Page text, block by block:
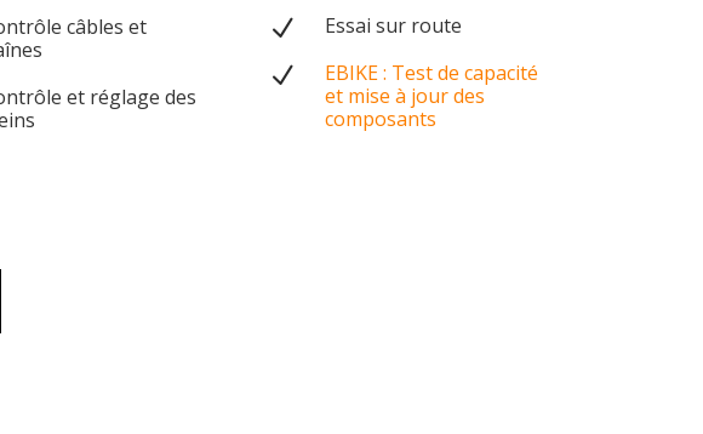
câbles et
et réglage des
N Essai sur route
N
EBIKE : Test de capacité
et mise à jour des
composants